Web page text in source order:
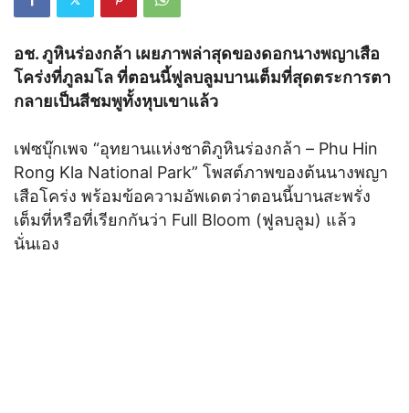
อช. ภูหินร่องกล้า เผยภาพล่าสุดของดอกนางพญาเสือ
โคร่งที่ภูลมโล ที่ตอนนี้ฟูลบลูมบานเต็มที่สุดตระการตา
กลายเป็นสีชมพูทั้งหุบเขาแล้ว
เฟซบุ๊กเพจ “อุทยานแห่งชาติภูหินร่องกล้า – Phu Hin
Rong Kla National Park” โพสต์ภาพของต้นนางพญา
เสือโคร่ง พร้อมข้อความอัพเดตว่าตอนนี้บานสะพรั่ง
เต็มที่หรือที่เรียกกันว่า Full Bloom (ฟูลบลูม) แล้ว
นั่นเอง